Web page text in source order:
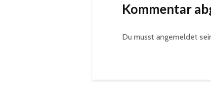
Kommentar
Du musst angemeldet